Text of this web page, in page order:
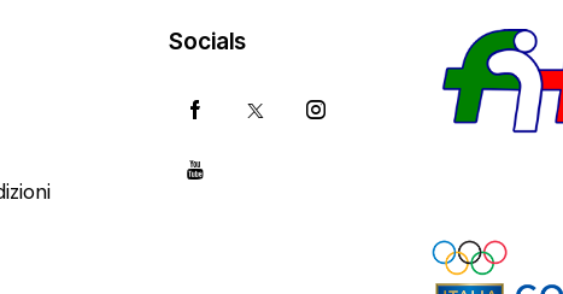
Socials